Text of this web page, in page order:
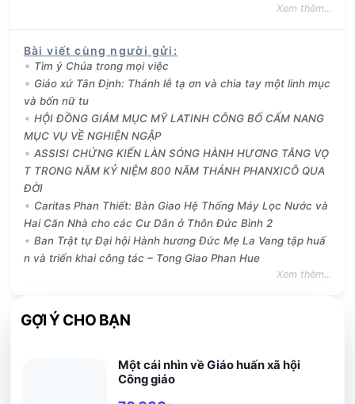
Xem thêm...
Bài viết cùng người gửi :
Tìm ý Chúa trong mọi việc
Giáo xứ Tân Định: Thánh lễ tạ ơn và chia tay một linh mục
và bốn nữ tu
HỘI ĐỒNG GIÁM MỤC MỸ LATINH CÔNG BỐ CẨM NANG
MỤC VỤ VỀ NGHIỆN NGẬP
ASSISI CHỨNG KIẾN LÀN SÓNG HÀNH HƯƠNG TĂNG VỌ
T TRONG NĂM KỶ NIỆM 800 NĂM THÁNH PHANXICÔ QUA
ĐỜI
Caritas Phan Thiết: Bàn Giao Hệ Thống Máy Lọc Nước và
Hai Căn Nhà cho các Cư Dân ở Thôn Đức Bình 2
Ban Trật tự Đại hội Hành hương Đức Mẹ La Vang tập huấ
n và triển khai công tác – Tong Giao Phan Hue
Xem thêm...
GỢI Ý CHO BẠN
Một cái nhìn về Giáo huấn xã hội
Công giáo